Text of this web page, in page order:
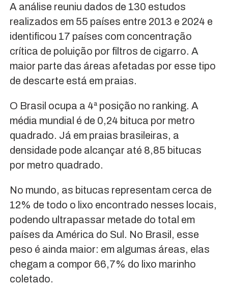
A análise reuniu dados de 130 estudos
realizados em 55 países entre 2013 e 2024 e
identificou 17 países com concentração
crítica de poluição por filtros de cigarro. A
maior parte das áreas afetadas por esse tipo
de descarte está em praias.
O Brasil ocupa a 4ª posição no ranking. A
média mundial é de 0,24 bituca por metro
quadrado. Já em praias brasileiras, a
densidade pode alcançar até 8,85 bitucas
por metro quadrado.
No mundo, as bitucas representam cerca de
12% de todo o lixo encontrado nesses locais,
podendo ultrapassar metade do total em
países da América do Sul. No Brasil, esse
peso é ainda maior: em algumas áreas, elas
chegam a compor 66,7% do lixo marinho
coletado.